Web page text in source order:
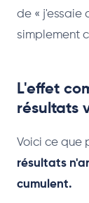
de « j'essaie
simplement
L'effet
résultats
Voici ce que
résultats
cumulent.